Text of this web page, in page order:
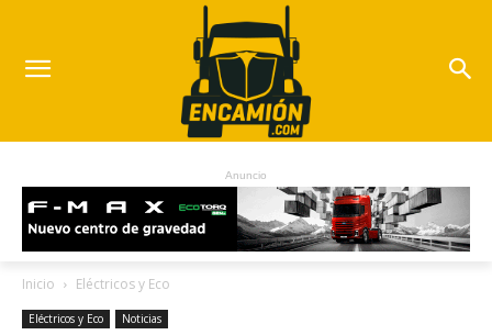
Anuncio
Inicio Eléctricos y Eco
Eléctricos y Eco Noticias